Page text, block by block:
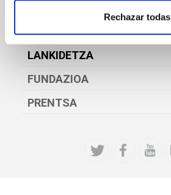
Rechazar todas
ENPLEGUA
LANKIDETZA
FUNDAZIOA
PRENTSA